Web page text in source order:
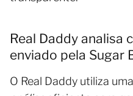
Real Daddy analisa
enviado pela Sugar
O Real Daddy utiliza uma